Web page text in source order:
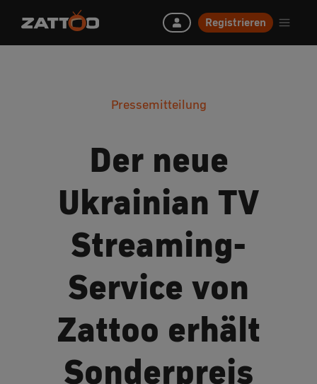
Registrieren
Pressemitteilung
Der neue
Ukrainian TV
Streaming-
Service von
Zattoo erhält
Sonderpreis